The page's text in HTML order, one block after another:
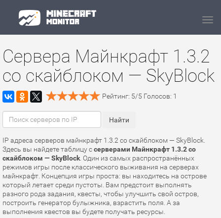
Сервера Майнкрафт 1.3.2
со скайблоком — SkyBlock
Рейтинг: 5/5 Голосов: 1
IP адреса серверов майнкрафт 1.3.2 со скайблоком — SkyBlock.
Здесь вы найдете таблицу ссерверами Майнкрафт 1.3.2 со
скайблоком — SkyBlock . Один из самых распространённых
режимов игры после классического выживания на серверах
майнкрафт. Концепция игры проста: вы находитесь на острове
который летает среди пустоты. Вам предстоит выполнять
разного рода задания, квесты, чтобы улучшить свой остров,
построить генератор булыжника, взрастить поля. А за
выполнения квестов вы будете получать ресурсы.